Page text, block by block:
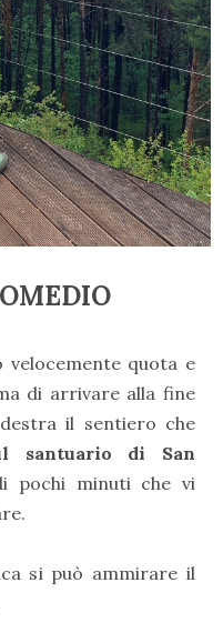
velocemente quota e
di arrivare alla fine
il sentiero che
santuario di San
pochi minuti che vi
si può ammirare il